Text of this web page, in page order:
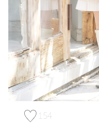
154